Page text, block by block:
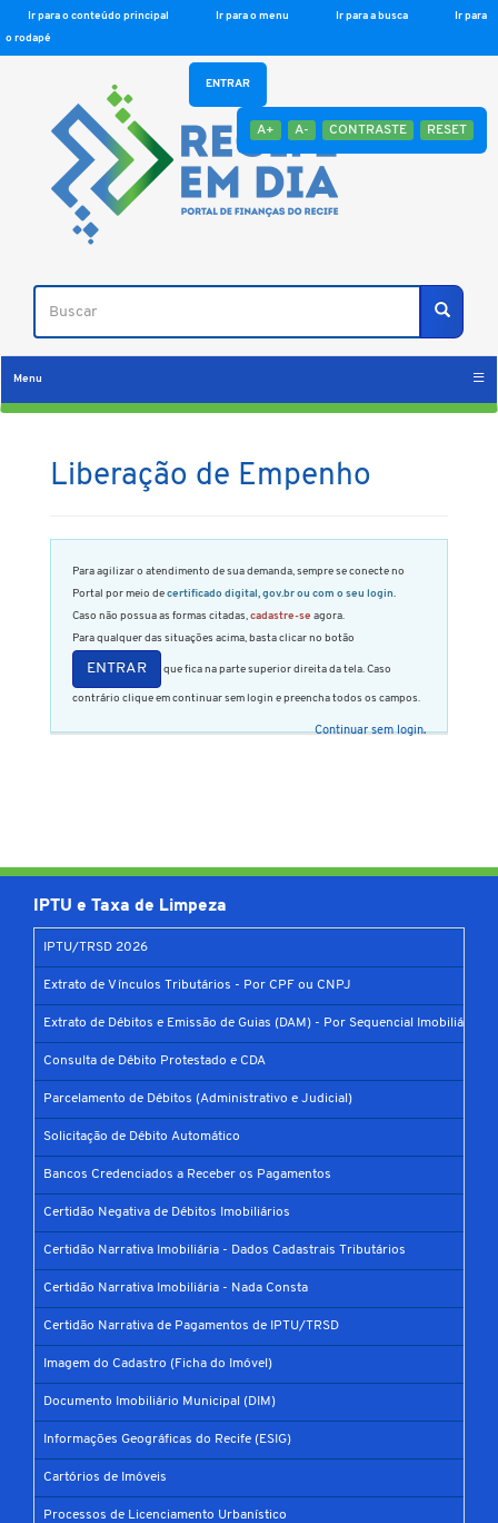
Ir para o conteúdo principal Ir para o menu Ir para a busca
Ir para
o rodapé
A+ A- CONTRASTE RESET
Buscar
ENTRAR
Menu
Liberação de Empenho
Para agilizar o atendimento de sua demanda, sempre se conecte no
Portal por meio decertificado digital, gov.br ou com o seu login.
Caso não possua as formas citadas,cadastre-se agora.
Para qualquer das situações acima, basta clicar no botão
ENTRAR que fica na parte superior direita da tela. Caso
contrário clique em continuar sem login e preencha todos os campos.
Continuar sem login.
IPTU e Taxa de Limpeza
IPTU/TRSD 2026
Extrato de Vínculos Tributários - Por CPF ou CNPJ
Extrato de Débitos e Emissão de Guias (DAM) - Por Sequencial Imobiliário
Consulta de Débito Protestado e CDA
Parcelamento de Débitos (Administrativo e Judicial)
Solicitação de Débito Automático
Bancos Credenciados a Receber os Pagamentos
Certidão Negativa de Débitos Imobiliários
Certidão Narrativa Imobiliária - Dados Cadastrais Tributários
Certidão Narrativa Imobiliária - Nada Consta
Certidão Narrativa de Pagamentos de IPTU/TRSD
Imagem do Cadastro (Ficha do Imóvel)
Documento Imobiliário Municipal (DIM)
Informações Geográficas do Recife (ESIG)
Cartórios de Imóveis
Processos de Licenciamento Urbanístico